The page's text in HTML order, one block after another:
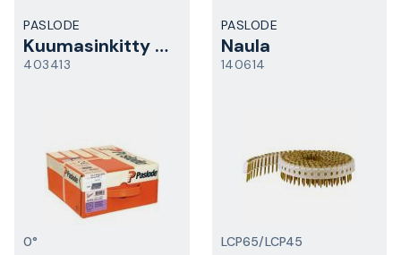
PASLODE
Kuumasinkitty naula
403413
0°
PASLODE
Naula
140614
LCP65/LCP45